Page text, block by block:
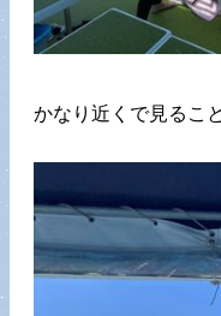
かなり近くで見るこ